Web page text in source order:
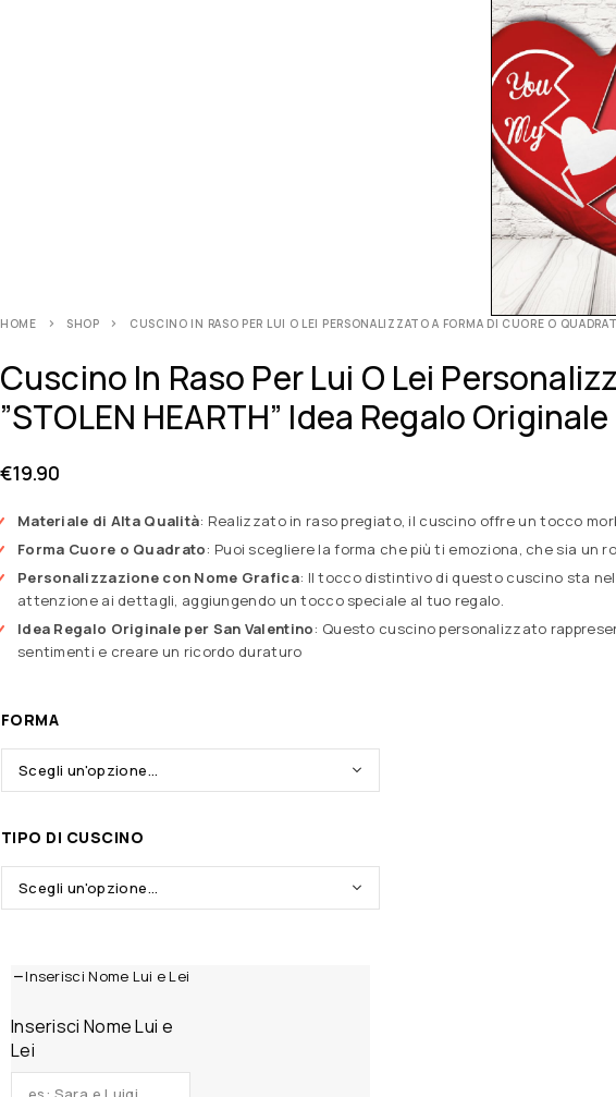
HOME SHOP CUSCINO IN RASO PER LUI O LEI PERSONALIZZATO A FORMA DI CUORE O
Cuscino In Raso Per Lui O Lei
”STOLEN HEARTH” Idea Regalo
€19.90
Materiale di Alta Qualità: Realizzato in raso pregiato, il cuscino offre un tocco
Forma Cuore o Quadrato: Puoi scegliere la forma che più ti emoziona, che sia
Personalizzazione con Nome Grafica: Il tocco distintivo di questo cuscino sta
attenzione ai dettagli, aggiungendo un tocco speciale al tuo regalo.
Idea Regalo Originale per San Valentino: Questo cuscino personalizzato
sentimenti e creare un ricordo duraturo
FORMA
TIPO DI CUSCINO
Inserisci Nome Lui e Lei
Inserisci Nome Lui e
Lei